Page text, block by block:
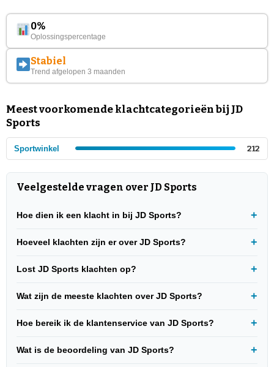
0%
Oplossingspercentage
Stabiel
Trend afgelopen 3 maanden
Meest voorkomende klachtcategorieën bij JD
Sports
Sportwinkel 212
Veelgestelde vragen over JD Sports
Hoe dien ik een klacht in bij JD Sports?
Hoeveel klachten zijn er over JD Sports?
Lost JD Sports klachten op?
Wat zijn de meeste klachten over JD Sports?
Hoe bereik ik de klantenservice van JD Sports?
Wat is de beoordeling van JD Sports?